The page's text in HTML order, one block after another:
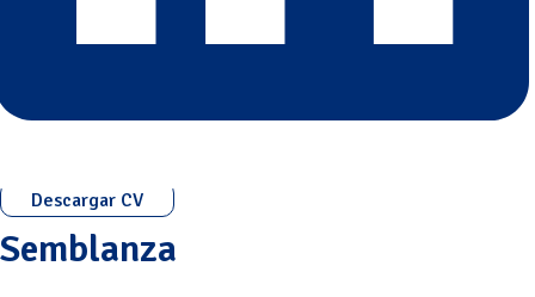
Descargar CV
Semblanza